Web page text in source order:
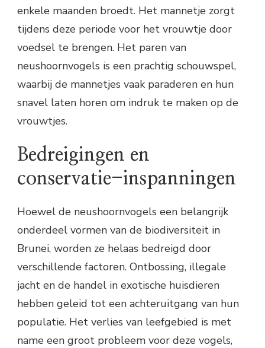
enkele maanden broedt. Het mannetje zorgt
tijdens deze periode voor het vrouwtje door
voedsel te brengen. Het paren van
neushoornvogels is een prachtig schouwspel,
waarbij de mannetjes vaak paraderen en hun
snavel laten horen om indruk te maken op de
vrouwtjes.
Bedreigingen en
conservatie-inspanningen
Hoewel de neushoornvogels een belangrijk
onderdeel vormen van de biodiversiteit in
Brunei, worden ze helaas bedreigd door
verschillende factoren. Ontbossing, illegale
jacht en de handel in exotische huisdieren
hebben geleid tot een achteruitgang van hun
populatie. Het verlies van leefgebied is met
name een groot probleem voor deze vogels,